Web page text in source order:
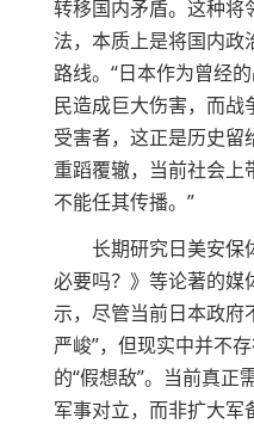
转移国内矛盾。这种将
法，本质上是将国内政
路线。“日本作为曾经
民造成巨大伤害，而战
受害者，这正是历史留
重蹈覆辙，当前社会上
不能任其传播。”
长期研究日美安保
必要吗？》等论著的媒
示，尽管当前日本政府
严峻”，但现实中并不
的“假想敌”。当前真正
军事对立，而非扩大军